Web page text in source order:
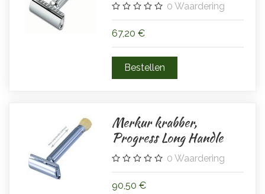
0 Waardering
67,20 €
Merkur krabber,
Progress Long Handle
0 Waardering
90,50 €